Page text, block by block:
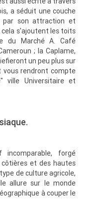
a séduit une couche
par son attraction et
cela s'ajoutent les toits
du Marché A. Café
; la Caplame,
un peu plus sur
rendront compte
ville Universitaire et
forgé
et des hautes
de culture agricole,
allure sur le monde
à couper le